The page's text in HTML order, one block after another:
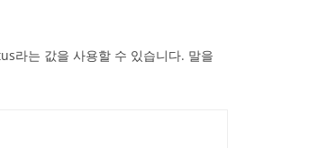
라는 값을 사용할 수 있습니다. 말을